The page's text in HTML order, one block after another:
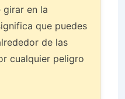
girar en la
que puedes
de las
cualquier peligro